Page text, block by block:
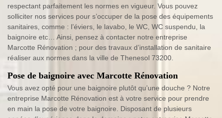
respectant parfaitement les normes en vigueur. Vous pouvez
solliciter nos services pour s’occuper de la pose des équipements
sanitaires, comme : l’éviers, le lavabo, le WC, WC suspendu, la
baignoire etc… Ainsi, pensez à contacter notre entreprise
Marcotte Rénovation ; pour des travaux d’installation de sanitaire
réaliser aux normes dans la ville de Thenesol 73200.
Pose de baignoire avec Marcotte Rénovation
Vous avez opté pour une baignoire plutôt qu’une douche ? Notre
entreprise Marcotte Rénovation est à votre service pour prendre
en main la pose de votre baignoire. Disposant de plusieurs